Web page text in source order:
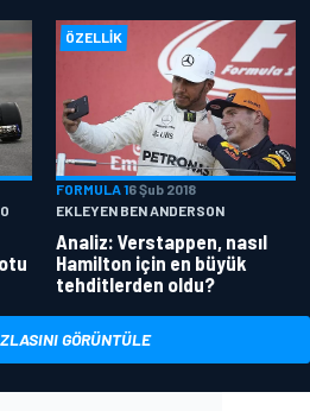
ÖZELLIK
FORMULA 16 Şub 2018
EKLEYEN BEN ANDERSON
Analiz: Verstappen, nasıl
Hamilton için en büyük
tehditlerden oldu?
GÖRÜNTÜLE